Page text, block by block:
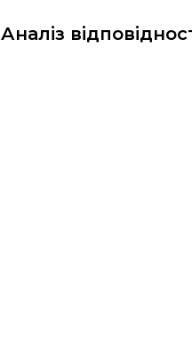
Аналіз